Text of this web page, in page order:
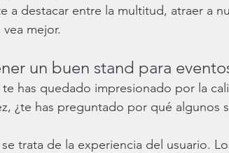
a destacar entre la multitud, atraer a
mejor.
un buen stand para
has quedado impresionado por la
¿te has preguntado por qué algunos
trata de la experiencia del usuario.